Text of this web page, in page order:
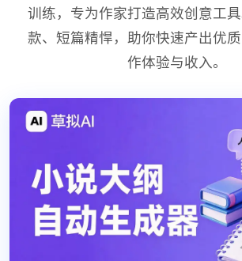
训练，专为作家打造高效创意工
款、短篇精悍，助你快速产出优
作体验与收入。